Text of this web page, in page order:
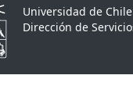
Universidad de Chile
Dirección de